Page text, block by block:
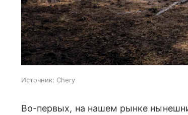
Источник: Chery
Во-первых, на нашем рынке